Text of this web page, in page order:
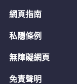
網頁指南
私隱條例
無障礙網頁
免責聲明